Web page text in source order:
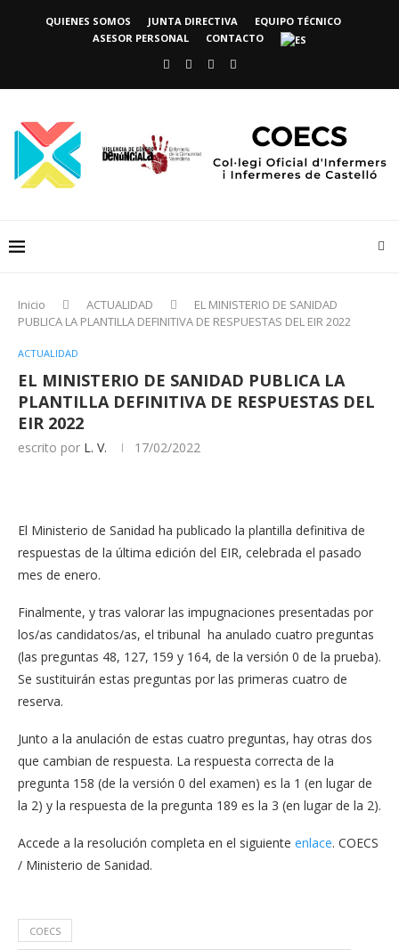
QUIENES SOMOS JUNTA DIRECTIVA
EQUIPO TÉCNICO
ASESOR PERSONAL
CONTACTO
Inicio ACTUALIDAD
EL MINISTERIO DE SANIDAD
PUBLICA LA PLANTILLA DEFINITIVA DE RESPUESTAS DEL EIR 2022
ACTUALIDAD
EL MINISTERIO DE SANIDAD PUBLICA LA
PLANTILLA DEFINITIVA DE RESPUESTAS DEL
EIR 2022
escrito por L. V. 17/02/2022
El Ministerio de Sanidad ha publicado la plantilla definitiva de
respuestas de la última edición del EIR, celebrada el pasado
mes de enero.
Finalmente, y tras valorar las impugnaciones presentadas por
los/as candidatos/as, el tribunal ha anulado cuatro preguntas
(las preguntas 48, 127, 159 y 164, de la versión 0 de la prueba).
Se sustituirán estas preguntas por las primeras cuatro de
reserva.
Junto a la anulación de estas cuatro preguntas, hay otras dos
que cambian de respuesta. La respuesta correcta de la
pregunta 158 (de la versión 0 del examen) es la 1 (en lugar de
la 2) y la respuesta de la pregunta 189 es la 3 (en lugar de la 2).
Accede a la resolución completa en el siguiente enlace. COECS
/ Ministerio de Sanidad.
COECS